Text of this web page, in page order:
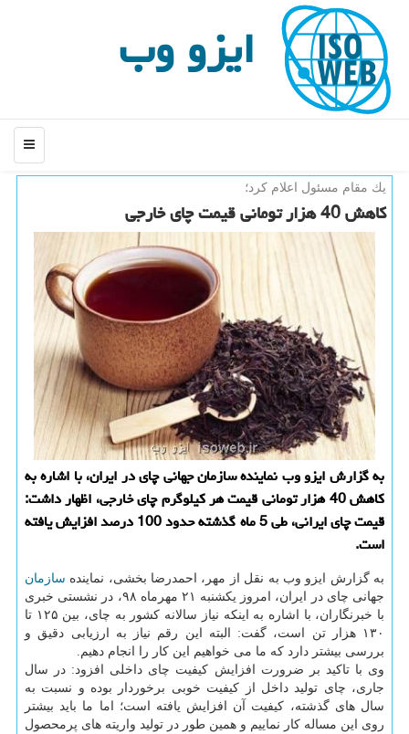
ایزو وب
منو
یك مقام مسئول اعلام كرد؛
كاهش 40 هزار تومانی قیمت چای خارجی
به گزارش ایزو وب نماینده سازمان جهانی چای در ایران، با اشاره به
كاهش 40 هزار تومانی قیمت هر كیلوگرم چای خارجی، اظهار داشت:
قیمت چای ایرانی، طی 5 ماه گذشته حدود 100 درصد افزایش یافته
است.
به گزارش ایزو وب به نقل از مهر، احمدرضا بخشی، نماینده سازمان
جهانی چای در ایران، امروز یكشنبه ۲۱ مهرماه ۹۸، در نشستی خبری
با خبرنگاران، با اشاره به اینكه نیاز سالانه كشور به چای، بین ۱۲۵ تا
۱۳۰ هزار تن است، گفت: البته این رقم نیاز به ارزیابی دقیق و
بررسی بیشتر دارد كه ما می خواهیم این كار را انجام دهیم.
وی با تاكید بر ضرورت افزایش كیفیت چای داخلی افزود: در سال
جاری، چای تولید داخل از كیفیت خوبی برخوردار بوده و نسبت به
سال های گذشته، كیفیت آن افزایش یافته است؛ اما ما باید بیشتر
روی این مساله كار نماییم و همین طور در تولید واریته های پرمحصول